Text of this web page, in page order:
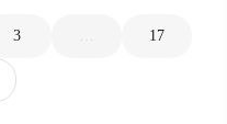
3 … 17